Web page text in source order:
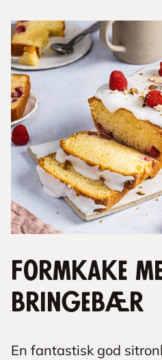
Formkake
bringebær
En fantastisk god